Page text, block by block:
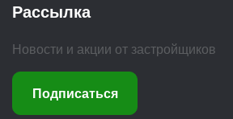
Рассылка
Новости и акции от застройщиков
Подписаться